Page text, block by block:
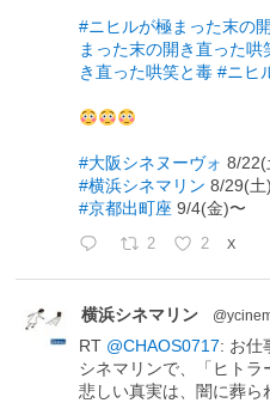
#ニヒルが極まった末の
まった末の開き直った哄
き直った哄笑と毒 #ニヒ
#大阪シネヌーヴォ 8/22(
#横浜シネマリン 8/29(土
#京都出町座 9/4(金)〜
2 2 X
横浜シネマリン
RT @CHAOS0717: お仕
シネマリンで、「ヒトラ
悲しい真実は、闇に葬ら